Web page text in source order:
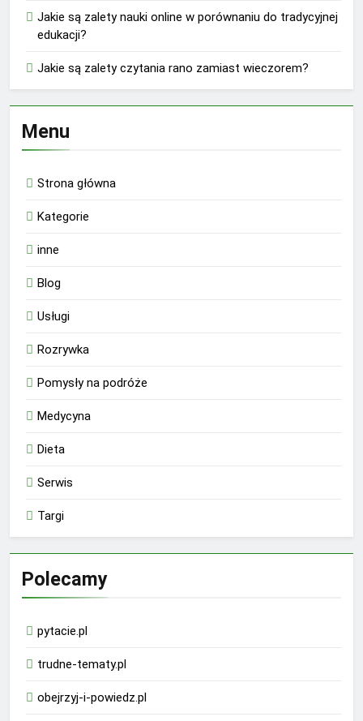
Jakie są zalety nauki online w porównaniu do tradycyjnej
edukacji?
Jakie są zalety czytania rano zamiast wieczorem?
Menu
Strona główna
Kategorie
inne
Blog
Usługi
Rozrywka
Pomysły na podróże
Medycyna
Dieta
Serwis
Targi
Polecamy
pytacie.pl
trudne-tematy.pl
obejrzyj-i-powiedz.pl